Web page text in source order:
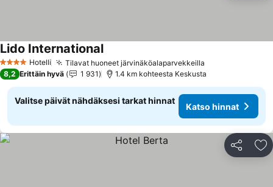
4 Tähtiluokitus
Hotelli Tilavat huoneet järvinäköalaparvekkeilla
Lido InternationalKatso hinnat
8,2 Erittäin hyvä 1 931 1.4 km kohteesta Keskusta
Valitse päivät nähdäksesi tarkat hinnat
Katso hinnat
Jaa